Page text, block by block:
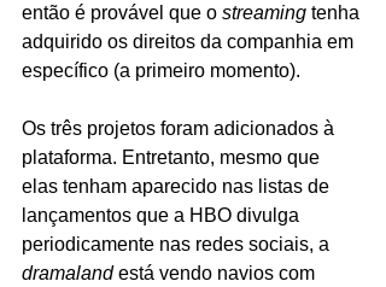
então é provável que o streaming tenha
adquirido os direitos da companhia em
específico (a primeiro momento).
Os três projetos foram adicionados à
plataforma. Entretanto, mesmo que
elas tenham aparecido nas listas de
lançamentos que a HBO divulga
periodicamente nas redes sociais, a
dramaland está vendo navios com